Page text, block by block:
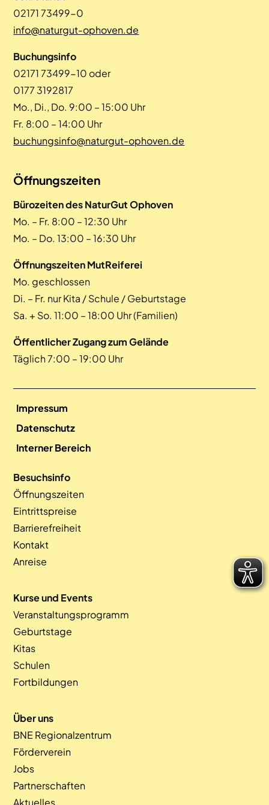
02171 73499-0
info@naturgut-ophoven.de
Buchungsinfo
02171 73499-10 oder
0177 3192817
Mo., Di., Do. 9:00 – 15:00 Uhr
Fr. 8:00 – 14:00 Uhr
buchungsinfo@naturgut-ophoven.de
Öffnungszeiten
Bürozeiten des NaturGut Ophoven
Mo. – Fr. 8:00 – 12:30 Uhr
Mo. – Do. 13:00 – 16:30 Uhr
Öffnungszeiten MutReiferei
Mo. geschlossen
Di. – Fr. nur Kita / Schule / Geburtstage
Sa. + So. 11:00 – 18:00 Uhr (Familien)
Öffentlicher Zugang zum Gelände
Täglich 7:00 – 19:00 Uhr
Impressum
Datenschutz
Interner Bereich
Besuchsinfo
Öffnungszeiten
Eintrittspreise
Barrierefreiheit
Kontakt
Anreise
Kurse und Events
Veranstaltungsprogramm
Geburtstage
Kitas
Schulen
Fortbildungen
Über uns
BNE Regionalzentrum
Förderverein
Jobs
Partnerschaften
Aktuelles